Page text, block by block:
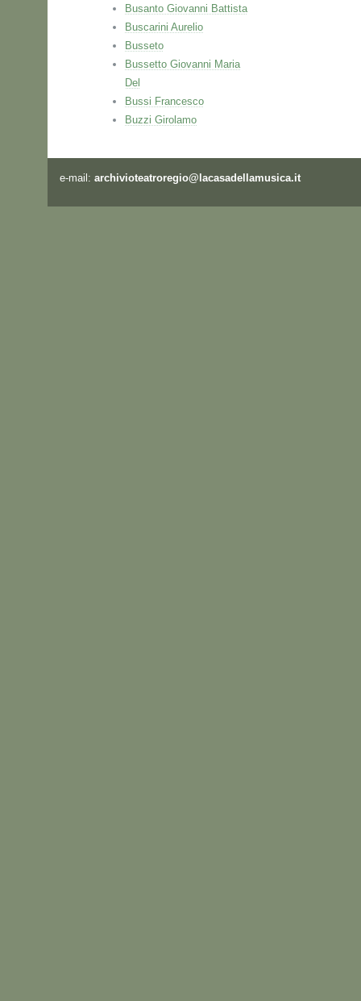
Busanto Giovanni Battista
Buscarini Aurelio
Busseto
Bussetto Giovanni Maria
Del
Bussi Francesco
Buzzi Girolamo
e-mail: archivioteatroregio@lacasadellamusica.it